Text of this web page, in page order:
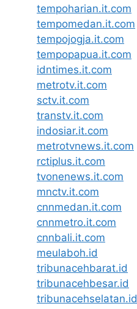
tempoharian.it.com
tempomedan.it.com
tempojogja.it.com
tempopapua.it.com
idntimes.it.com
metrotv.it.com
sctv.it.com
transtv.it.com
indosiar.it.com
metrotvnews.it.com
rctiplus.it.com
tvonenews.it.com
mnctv.it.com
cnnmedan.it.com
cnnmetro.it.com
cnnbali.it.com
meulaboh.id
tribunacehbarat.id
tribunacehbesar.id
tribunacehselatan.id